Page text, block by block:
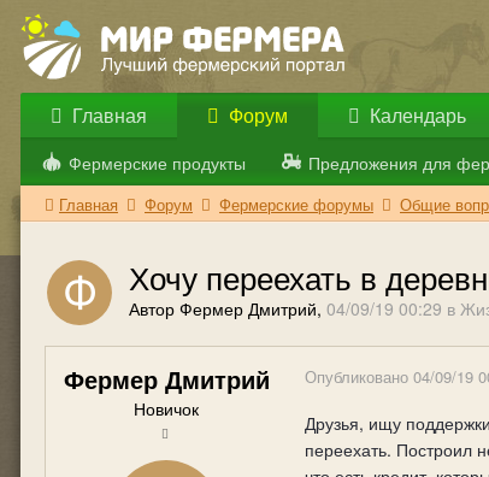
Главная Форум
Фермерские продукты Предложения для
Календарь
Главная Форум Фермерские форумы Общие
Хочу переехать в
Автор Фермер Дмитрий, 04/09/19 00:29 в
Фермер Дмитрий
Новичок
Опубликовано 04/09/19
Друзья, ищу
переехать. Построил